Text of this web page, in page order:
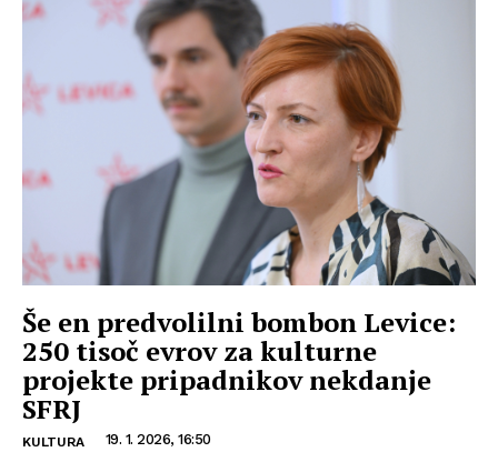
Še en predvolilni bombon Levice:
250 tisoč evrov za kulturne
projekte pripadnikov nekdanje
SFRJ
KULTURA 19. 1. 2026, 16:50